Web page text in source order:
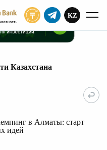
KZ
Казахстана
в Алматы: старт
идей